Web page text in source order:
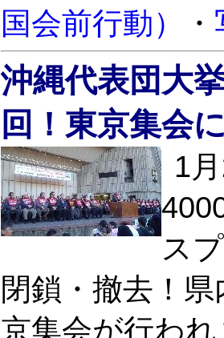
国会前行動）
・
沖縄代表団大
回！東京集会
1
ス
閉鎖・撤去！
京集会が行わ